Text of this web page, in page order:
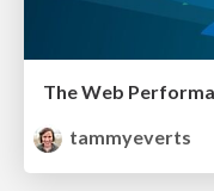
tammyeverts